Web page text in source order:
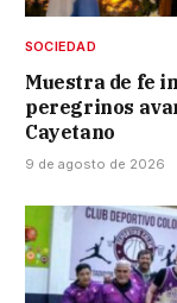
SOCIEDAD
Muestra de fe
peregrinos
Cayetano
9 de agosto de 2026